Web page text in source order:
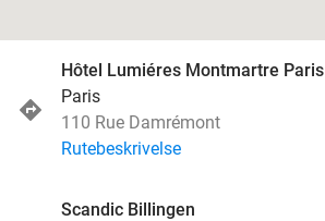
Hôtel Lumiéres Montmartre Paris
Paris
110 Rue Damrémont
Rutebeskrivelse
Scandic Billingen